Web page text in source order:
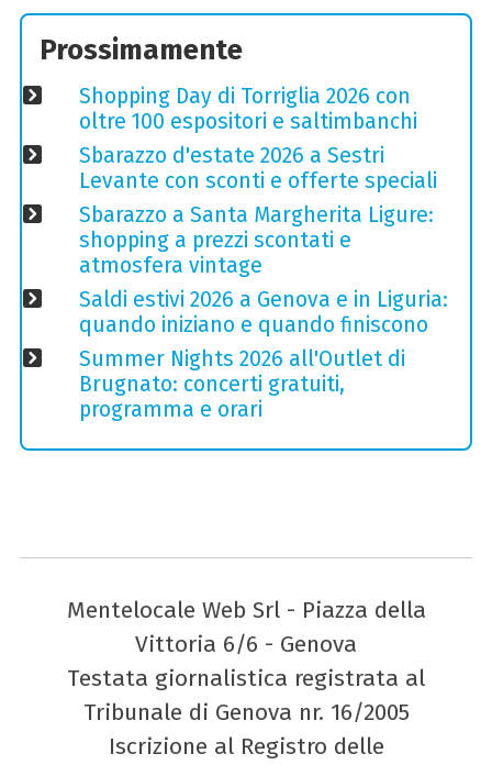
Prossimamente
Shopping Day di Torriglia 2026 con
oltre 100 espositori e saltimbanchi
Sbarazzo d'estate 2026 a Sestri
Levante con sconti e offerte speciali
Sbarazzo a Santa Margherita Ligure:
shopping a prezzi scontati e
atmosfera vintage
Saldi estivi 2026 a Genova e in Liguria:
quando iniziano e quando finiscono
Summer Nights 2026 all'Outlet di
Brugnato: concerti gratuiti,
programma e orari
Mentelocale Web Srl - Piazza della
Vittoria 6/6 - Genova
Testata giornalistica registrata al
Tribunale di Genova nr. 16/2005
Iscrizione al Registro delle